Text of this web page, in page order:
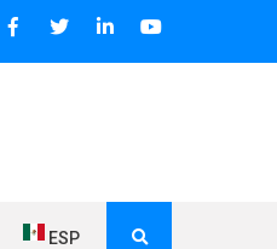
2006 DIFUNDE NOTICIAS
ESP